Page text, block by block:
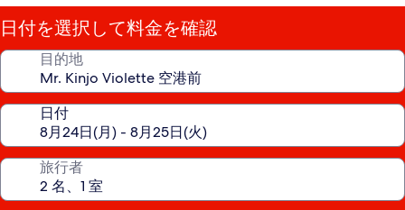
宿
泊
施
日付を選択して料金を確認
目的地
日付
旅行者